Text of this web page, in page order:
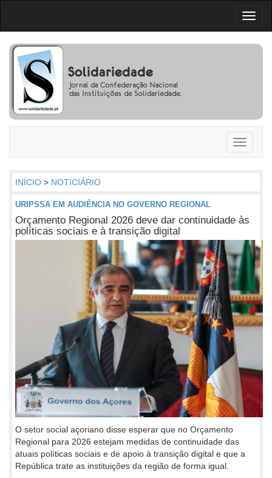
Toggle
INÍCIO > NOTICIÁRIO
URIPSSA EM AUDIÊNCIA NO GOVERNO REGIONAL
Orçamento Regional 2026 deve dar continuidade às
políticas sociais e à transição digital
O setor social açoriano disse esperar que no Orçamento
Regional para 2026 estejam medidas de continuidade das
atuais políticas sociais e de apoio à transição digital e que a
República trate as instituições da região de forma igual.